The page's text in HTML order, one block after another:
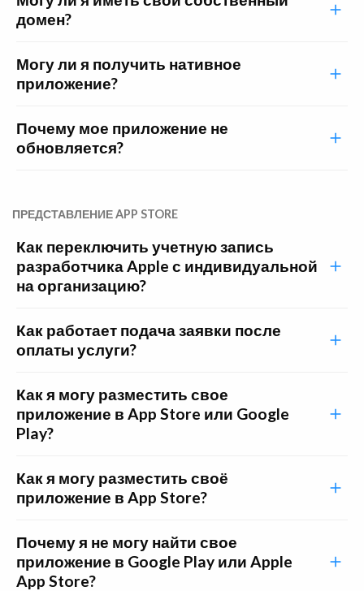
домен?
Могу ли я получить нативное
приложение?
Почему мое приложение не
обновляется?
ПРЕДСТАВЛЕНИЕ APP STORE
Как переключить учетную запись
разработчика Apple с индивидуальной
на организацию?
Как работает подача заявки после
оплаты услуги?
Как я могу разместить свое
приложение в App Store или Google
Play?
Как я могу разместить своё
приложение в App Store?
Почему я не могу найти свое
приложение в Google Play или Apple
App Store?